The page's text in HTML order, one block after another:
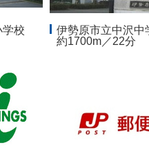
校
伊勢原市立中沢中
約1700m／22分